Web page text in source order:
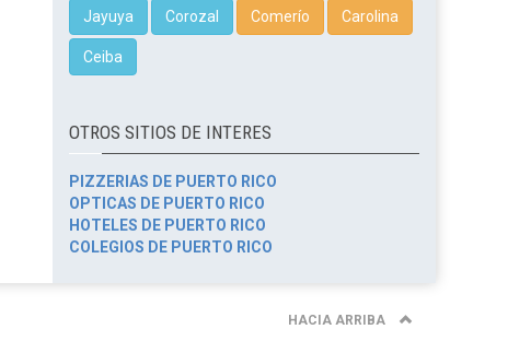
Jayuya Corozal Comerío Carolina
Ceiba
OTROS SITIOS DE INTERES
PIZZERIAS DE PUERTO RICO
OPTICAS DE PUERTO RICO
HOTELES DE PUERTO RICO
COLEGIOS DE PUERTO RICO
HACIA ARRIBA